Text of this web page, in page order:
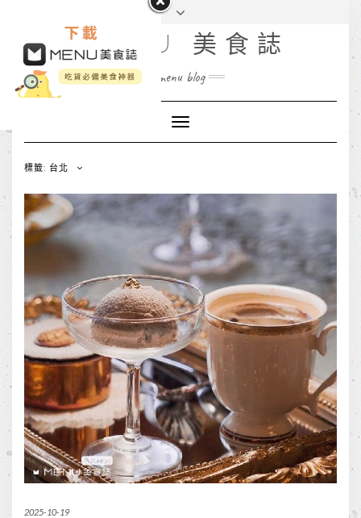
MENU 美食誌
menu blog
Toggle
Navigation
標籤: 台北
2025-10-19